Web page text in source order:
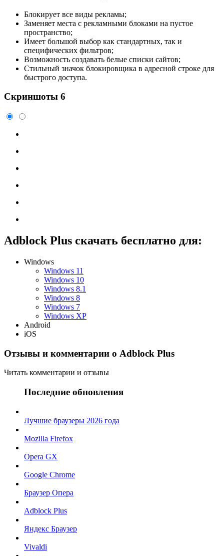
Блокирует все виды рекламы;
Заменяет места с рекламными блоками на пустое
пространство;
Имеет большой выбор как стандартных, так и
специфических фильтров;
Возможность создавать белые списки сайтов;
Стильный значок блокировщика в адресной строке для
быстрого доступа.
Скриншоты 6
Adblock Plus скачать бесплатно для:
Windows
Windows 11
Windows 10
Windows 8.1
Windows 8
Windows 7
Windows XP
Android
iOS
Отзывы и комментарии о Adblock Plus
Читать комментарии и отзывы
Последние обновления
Лучшие браузеры 2026 года
Mozilla Firefox
Opera GX
Google Chrome
Браузер Опера
Adblock Plus
Яндекс Браузер
Vivaldi